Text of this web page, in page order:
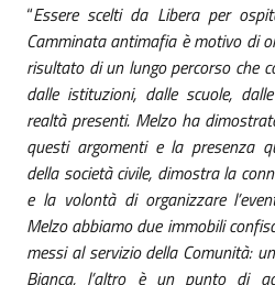
“Essere scelti da Libera per
Camminata antimafia è motivo di
risultato di un lungo percorso che
dalle istituzioni, dalle scuole,
realtà presenti. Melzo ha
questi argomenti e la presenza
della società civile, dimostra la
e la volontà di organizzare
Melzo abbiamo due immobili
messi al servizio della Comunità:
Bianca, l’altro è un punto di